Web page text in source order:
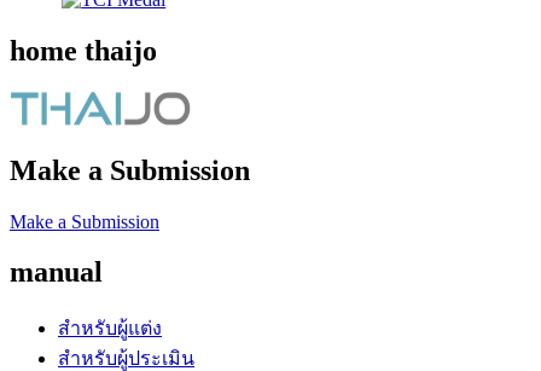
home thaijo
Make a Submission
Make a Submission
manual
สำหรับผู้แต่ง
สำหรับผู้ประเมิน